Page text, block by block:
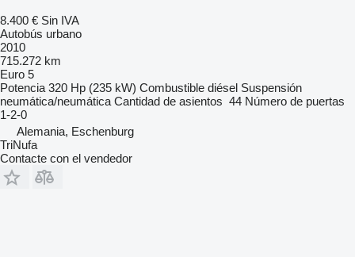
8.400 € Sin IVA
Autobús urbano
2010
715.272 km
Euro 5
Potencia 320 Hp (235 kW) Combustible diésel Suspensión
neumática/neumática Cantidad de asientos 44 Número de puertas
1-2-0
Alemania, Eschenburg
TriNufa
Contacte con el vendedor